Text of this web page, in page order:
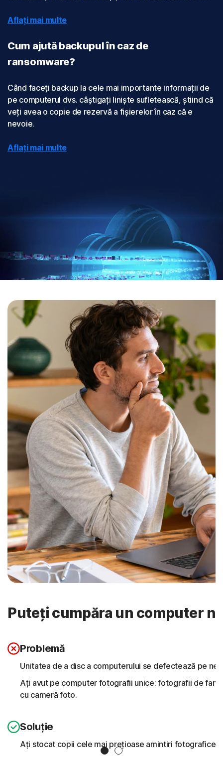
Aflați mai multe
Cum ajută backupul în caz de
ransomware?
Când faceți backup la cele mai importante informații de
pe computerul dvs. câștigați liniște sufletească, știind că
veți avea o copie de rezervă a fișierelor în caz că e
nevoie.
Aflați mai multe
Puteți cumpăra un computer
Problemă
Unitatea de a disc a computerului se defectează pe
Ați avut pe computer fotografii unice: fotografii de
cu cameră foto.
Soluție
Ați stocat copii cele mai prețioase amintiri fotografice
Slide 1 Slide 2